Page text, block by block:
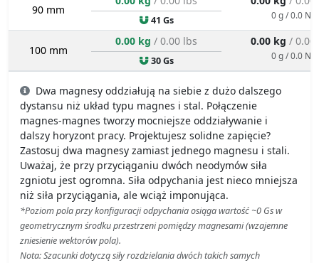
90 mm
41 Gs 0 g / 0.0 N
100 mm
0.00 kg / 0.00 lbs
30 Gs
0.00 kg / 0.00
0 g / 0.0 N
Dwa magnesy oddziałują na siebie z dużo dalszego
dystansu niż układ typu magnes i stal. Połączenie
magnes-magnes tworzy mocniejsze oddziaływanie i
dalszy horyzont pracy. Projektujesz solidne zapięcie?
Zastosuj dwa magnesy zamiast jednego magnesu i stali.
Uważaj, że przy przyciąganiu dwóch neodymów siła
zgniotu jest ogromna. Siła odpychania jest nieco mniejsza
niż siła przyciągania, ale wciąż imponująca.
*Poziom pola przy konfiguracji odpychania osiąga wartość ~0 Gs w
geometrycznym środku przestrzeni pomiędzy magnesami (wzajemne
zniesienie wektorów pola).
Nota: Szacunki dotyczą siły rozdzielania dwóch takich samych